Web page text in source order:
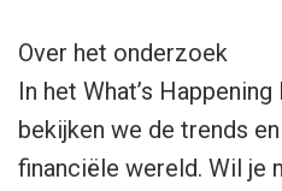
Over het onderzoek
In het What’s
bekijken we de trends
financiële wereld. Wil je